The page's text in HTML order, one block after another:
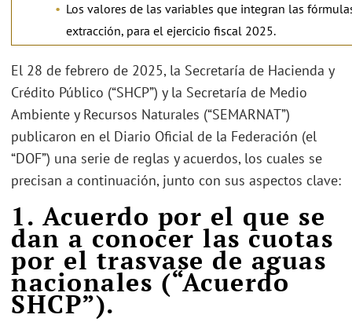
Los valores de las variables que integran las
extracción, para el ejercicio fiscal 2025.
El 28 de febrero de 2025, la Secretaría de Hacienda y
Crédito Público (“SHCP”) y la Secretaría de Medio
Ambiente y Recursos Naturales (“SEMARNAT”)
publicaron en el Diario Oficial de la Federación (el
“DOF”) una serie de reglas y acuerdos, los cuales se
precisan a continuación, junto con sus aspectos clave:
1. Acuerdo por el que se
dan a conocer las cuotas
por el trasvase de aguas
nacionales (“Acuerdo
SHCP”).